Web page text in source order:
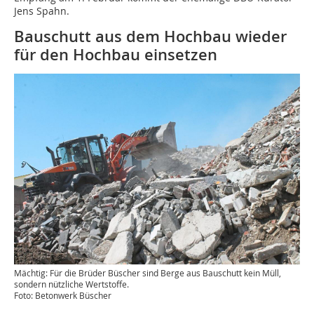
Jens Spahn.
Bauschutt aus dem Hochbau wieder
für den Hochbau einsetzen
Mächtig: Für die Brüder Büscher sind Berge aus Bauschutt kein Müll,
sondern nützliche Wertstoffe.
Foto: Betonwerk Büscher